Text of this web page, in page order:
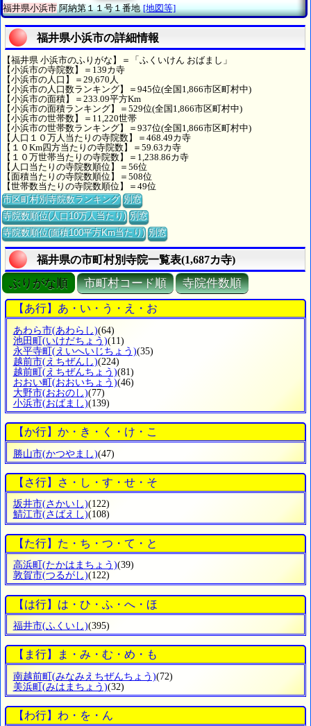
福井県小浜市阿納第１１号１番地 [地図等]
福井県小浜市の詳細情報
【福井県 小浜市のふりがな】＝「ふくいけん おばまし」
【小浜市の寺院数】＝139カ寺
【小浜市の人口】＝29,670人
【小浜市の人口数ランキング】＝945位(全国1,866市区町村中)
【小浜市の面積】＝233.09平方Km
【小浜市の面積ランキング】＝529位(全国1,866市区町村中)
【小浜市の世帯数】＝11,220世帯
【小浜市の世帯数ランキング】＝937位(全国1,866市区町村中)
【人口１０万人当たりの寺院数】＝468.49カ寺
【１０Km四方当たりの寺院数】＝59.63カ寺
【１０万世帯当たりの寺院数】＝1,238.86カ寺
【人口当たりの寺院数順位】＝56位
【面積当たりの寺院数順位】＝508位
【世帯数当たりの寺院数順位】＝49位
市区町村別寺院数ランキング 別窓
寺院数順位(人口10万人当たり) 別窓
寺院数順位(面積100平方Km当たり) 別窓
福井県の市町村別寺院一覧表(1,687カ寺)
ぶりがな順 市町村コード順 寺院件数順
【あ行】あ・い・う・え・お
あわら市(あわらし)(64)
池田町 (いけだちょう)(11)
永平寺町 (えいへいじちょう)(35)
越前市(えちぜんし)(224)
越前町 (えちぜんちょう)(81)
おおい町 (おおいちょう)(46)
大野市(おおのし)(77)
小浜市(おばまし)(139)
【か行】か・き・く・け・こ
勝山市(かつやまし)(47)
【さ行】さ・し・す・せ・そ
坂井市(さかいし)(122)
鯖江市(さばえし)(108)
【た行】た・ち・つ・て・と
高浜町 (たかはまちょう)(39)
敦賀市(つるがし)(122)
【は行】は・ひ・ふ・へ・ほ
福井市(ふくいし)(395)
【ま行】ま・み・む・め・も
南越前町(みなみえちぜんちょう)(72)
美浜町(みはまちょう)(32)
【わ行】わ・を・ん